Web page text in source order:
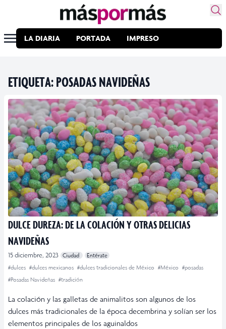
LA DIARIA PORTADA IMPRESO
ETIQUETA:POSADAS NAVIDEÑAS
DULCE DUREZA: DE LA COLACIÓN Y OTRAS DELICIAS
NAVIDEÑAS
15 diciembre, 2023 Ciudad
Entérate
#dulces #dulces mexicanos #dulces tradicionales de México #México #posadas
#Posadas Navideñas #tradición
La colación y las galletas de animalitos son algunos de los
dulces más tradicionales de la época decembrina y solían ser los
elementos principales de los aguinaldos